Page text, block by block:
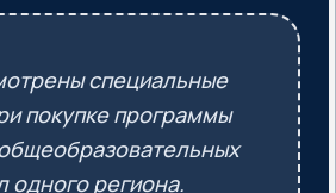
специальные
покупке программы
одного региона.